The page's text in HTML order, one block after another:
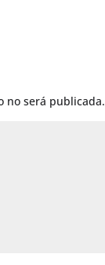
no será publicada.